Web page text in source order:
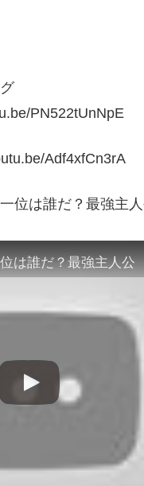
Adf4xfCn3rA
位は誰だ？最強主